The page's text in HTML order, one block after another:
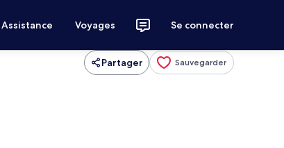
Assistance Voyages Se connecter
Partager Sauvegarder